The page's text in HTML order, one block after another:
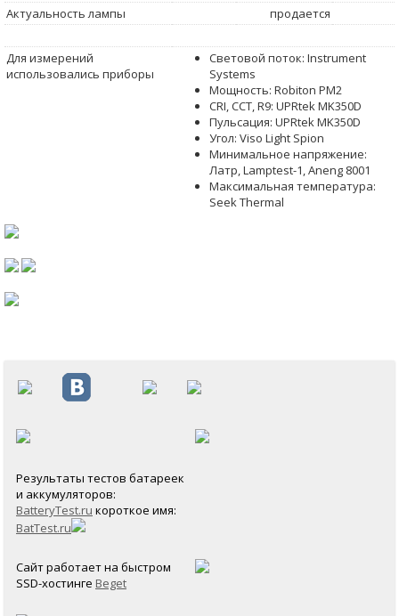
Актуальность лампы
продается
Для измерений
использовались приборы
Световой поток: Instrument
Systems
Мощность: Robiton PM2
CRI, CCT, R9: UPRtek MK350D
Пульсация: UPRtek MK350D
Угол: Viso Light Spion
Минимальное напряжение:
Латр, Lamptest-1, Aneng 8001
Максимальная температура:
Seek Thermal
Результаты тестов батареек
и аккумуляторов:
BatteryTest.ru короткое имя:
BatTest.ru
Сайт работает на быстром
SSD-хостинге Beget